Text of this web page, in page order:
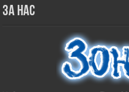
За нас